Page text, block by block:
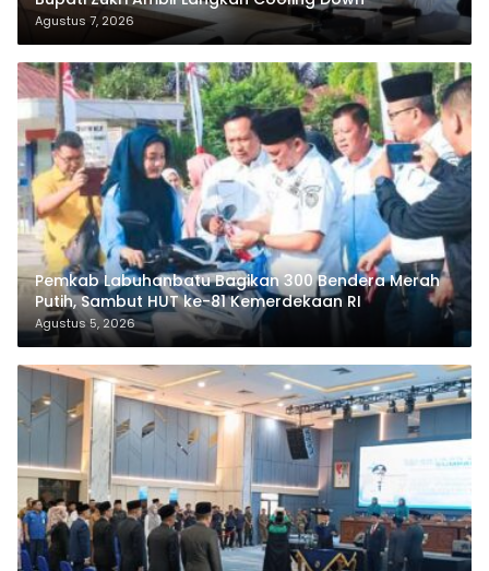
Agustus 7, 2026
Pemkab Labuhanbatu Bagikan 300 Bendera Merah
Putih, Sambut HUT ke-81 Kemerdekaan RI
Agustus 5, 2026